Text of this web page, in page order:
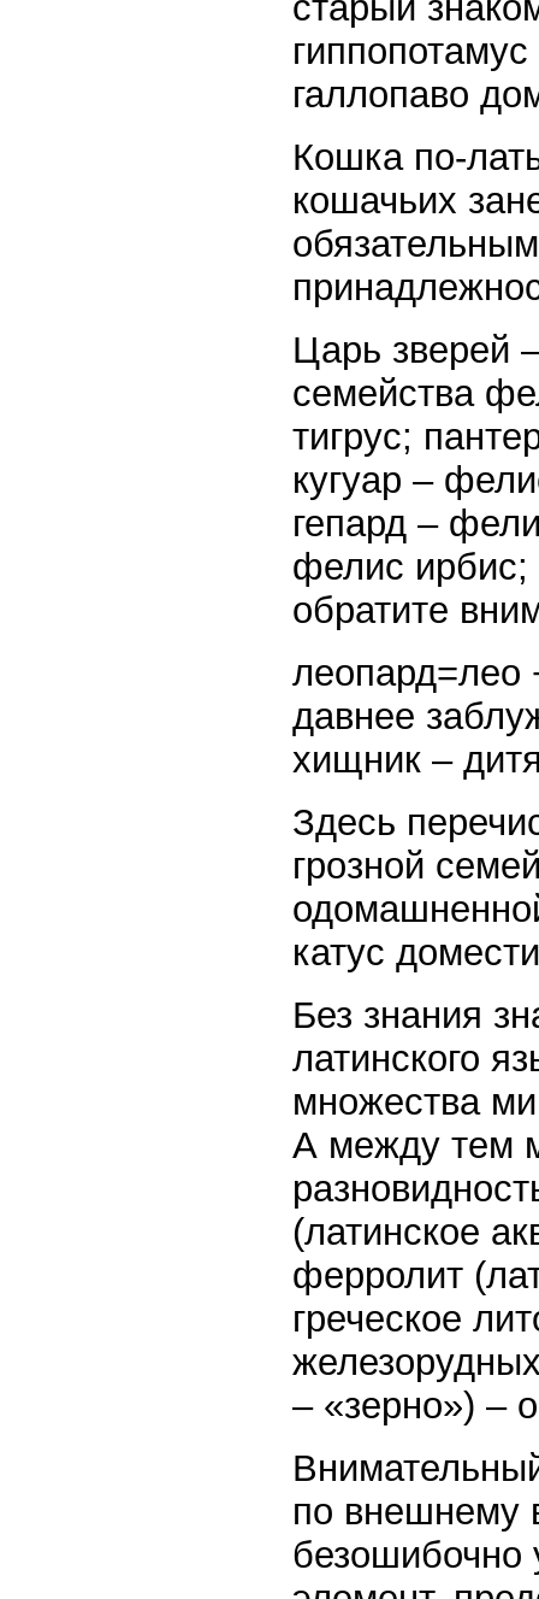
галлопаво
Кошка по-
кошачьих
Царь зверей
семейства
тигрус;
кугуар –
гепард –
фелис ирбис;
обратите
леопард=лео
давнее
хищник –
Здесь
грозной
катус
Без знания
латинского
множества
А между тем
(латинское
ферролит
греческое
– «зерно») –
по внешнему
безошибочно